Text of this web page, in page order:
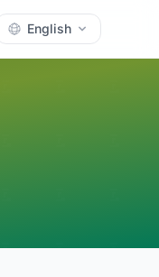
English